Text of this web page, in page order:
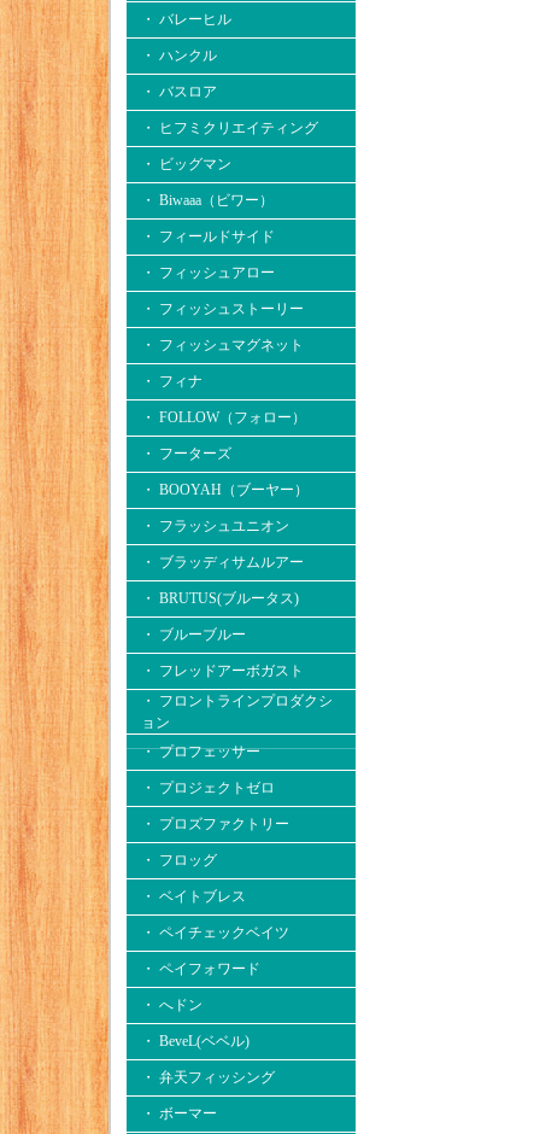
・ バレーヒル
・ ハンクル
・ バスロア
・ ヒフミクリエイティング
・ ビッグマン
・ Biwaaa（ビワー）
・ フィールドサイド
・ フィッシュアロー
・ フィッシュストーリー
・ フィッシュマグネット
・ フィナ
・ FOLLOW（フォロー）
・ フーターズ
・ BOOYAH（ブーヤー）
・ フラッシュユニオン
・ ブラッディサムルアー
・ BRUTUS(ブルータス)
・ ブルーブルー
・ フレッドアーボガスト
・ フロントラインプロダクシ
ョン
・ プロフェッサー
・ プロジェクトゼロ
・ プロズファクトリー
・ フロッグ
・ ベイトブレス
・ ペイチェックベイツ
・ ペイフォワード
・ へドン
・ BeveL(ベベル)
・ 弁天フィッシング
・ ボーマー